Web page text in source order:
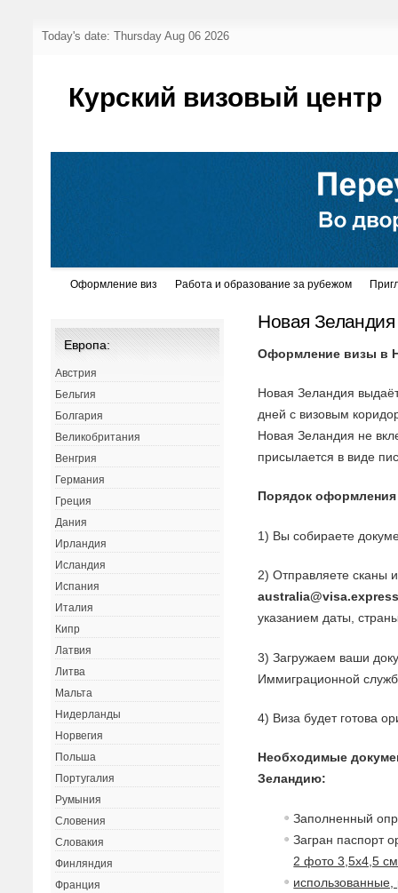
Today's date: Thursday Aug 06 2026
Курский визовый центр
Оформление виз Работа и образование за рубежом
Новая Зеландия
Оформление визы в
Новая Зеландия
дней с визовым
Новая Зеландия не
присылается в виде
Порядок
1) Вы собираете
2) Отправляете сканы
указанием даты,
3) Загружаем ваши
Иммиграционной
4) Виза будет готова
Необходимые
Зеландию:
Заполненный
Загран паспорт
2 фото 3,5х4,5
Европа:
Австрия
Бельгия
Болгария
Великобритания
Венгрия
Германия
Греция
Дания
Ирландия
Исландия
Испания
Италия
Кипр
Латвия
Литва
Мальта
Нидерланды
Норвегия
Польша
Португалия
Румыния
Словения
Словакия
Финляндия
Франция